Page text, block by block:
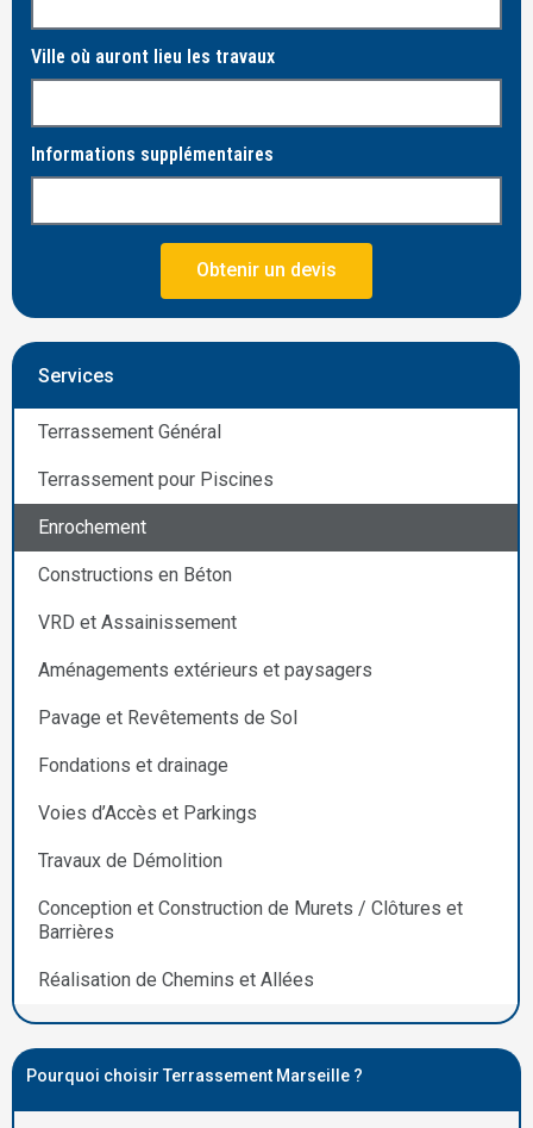
Ville où auront lieu les travaux
Informations supplémentaires
Obtenir un devis
Services
Terrassement Général
Terrassement pour Piscines
Enrochement
Constructions en Béton
VRD et Assainissement
Aménagements extérieurs et paysagers
Pavage et Revêtements de Sol
Fondations et drainage
Voies d’Accès et Parkings
Travaux de Démolition
Conception et Construction de Murets / Clôtures et
Barrières
Réalisation de Chemins et Allées
Pourquoi choisir Terrassement Marseille ?